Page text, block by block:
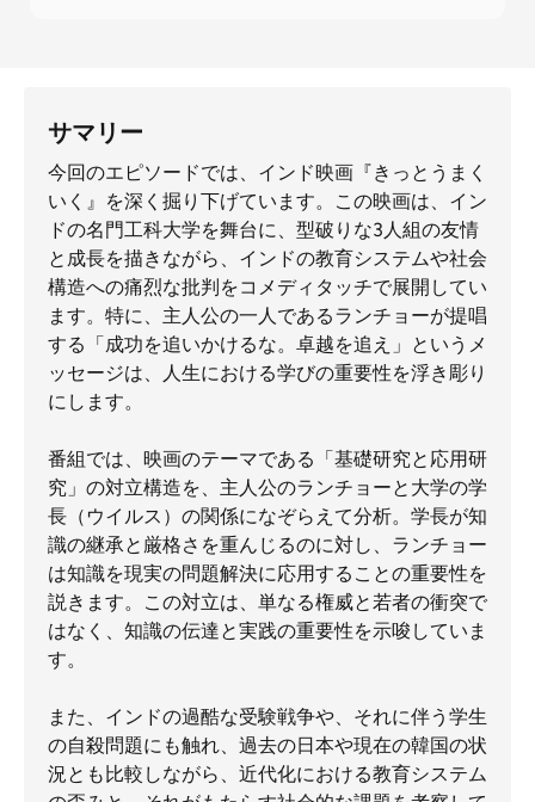
サマリー
今回のエピソードでは、インド映画『きっとうまく
いく』を深く掘り下げています。この映画は、イン
ドの名門工科大学を舞台に、型破りな3人組の友情
と成長を描きながら、インドの教育システムや社会
構造への痛烈な批判をコメディタッチで展開してい
ます。特に、主人公の一人であるランチョーが提唱
する「成功を追いかけるな。卓越を追え」というメ
ッセージは、人生における学びの重要性を浮き彫り
にします。
番組では、映画のテーマである「基礎研究と応用研
究」の対立構造を、主人公のランチョーと大学の学
長（ウイルス）の関係になぞらえて分析。学長が知
識の継承と厳格さを重んじるのに対し、ランチョー
は知識を現実の問題解決に応用することの重要性を
説きます。この対立は、単なる権威と若者の衝突で
はなく、知識の伝達と実践の重要性を示唆していま
す。
また、インドの過酷な受験戦争や、それに伴う学生
の自殺問題にも触れ、過去の日本や現在の韓国の状
況とも比較しながら、近代化における教育システム